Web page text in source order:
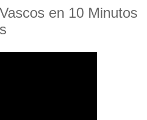
en 10 Minutos